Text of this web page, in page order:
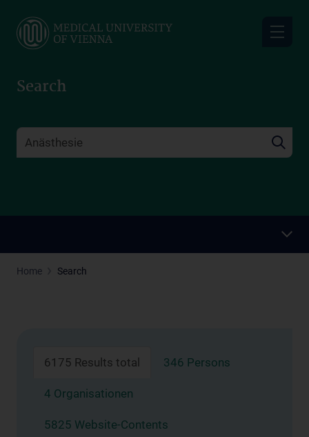
main
Search
Home Search
6175 Results total 346 Persons
4 Organisationen
5825 Website-Contents